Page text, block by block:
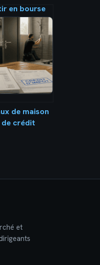
en bourse
€ :
le capital
moins que
de maison
de crédit
et